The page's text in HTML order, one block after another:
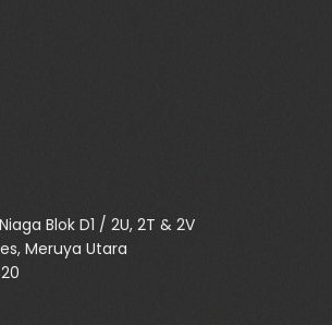
Blok D1 / 2U, 2T & 2V
Meruya Utara